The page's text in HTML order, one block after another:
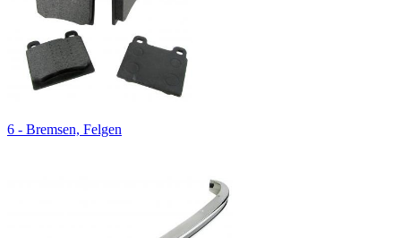
6 - Bremsen, Felgen